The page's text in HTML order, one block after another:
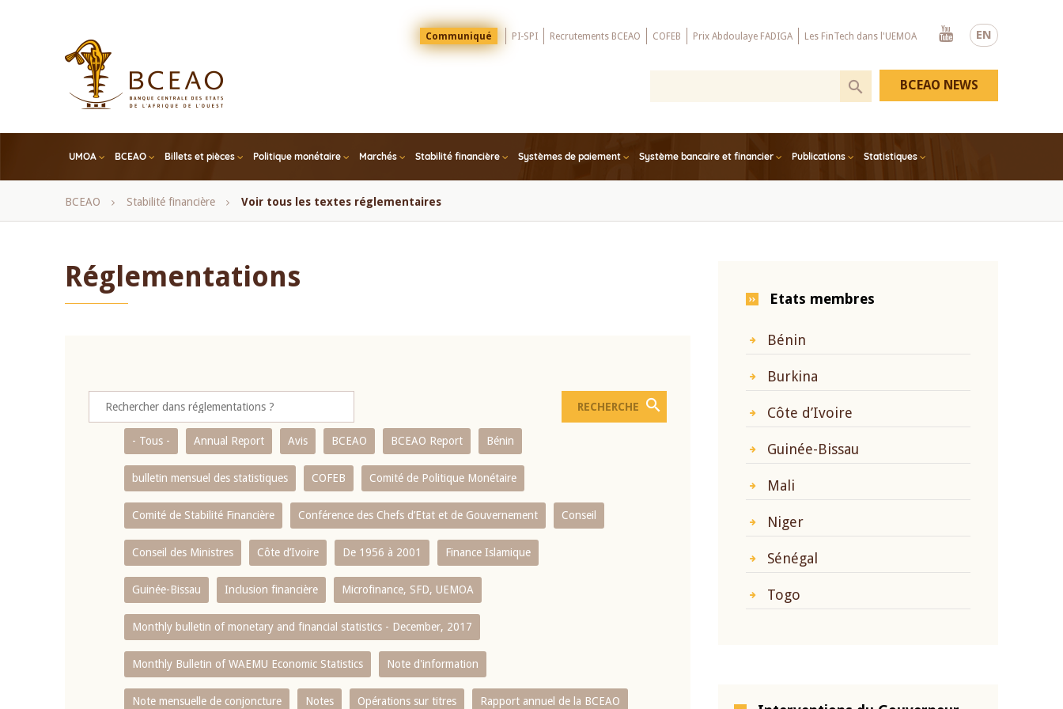
EN
Menu
Top
Communiqué PI-SPI Recrutements BCEAO COFEB Prix Abdoulaye FADIGA Les FinTech dans l'UEMOA
Youtube
UMOA BCEAO Billets et pièces Politique monétaire Marchés Stabilité financière Systèmes de paiement Système bancaire et financier Publications Statistiques
BCEAO NEWS
Fil
BCEAO Stabilité financière Voir tous les textes réglementaires
Réglementations
- Tous - Annual Report Avis BCEAO BCEAO Report Bénin
bulletin mensuel des statistiques COFEB Comité de Politique Monétaire
Comité de Stabilité Financière Conférence des Chefs d’Etat et de Gouvernement Conseil
Conseil des Ministres Côte d’Ivoire De 1956 à 2001 Finance Islamique
Guinée-Bissau Inclusion financière Microfinance, SFD, UEMOA
Monthly bulletin of monetary and financial statistics - December, 2017
Monthly Bulletin of WAEMU Economic Statistics Note d'information
Note mensuelle de conjoncture Notes Opérations sur titres Rapport annuel de la BCEAO
Etats membres
Bénin
Burkina
Côte d’Ivoire
Guinée-Bissau
Mali
Niger
Sénégal
Togo